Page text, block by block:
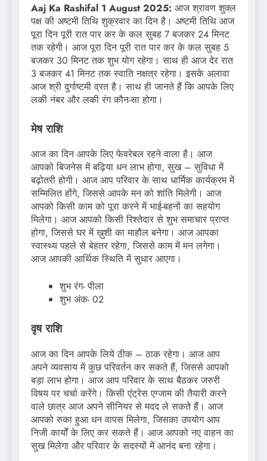
Aaj Ka Rashifal 1 August 2025: आज श्रावण शुक्ल
पक्ष की अष्टमी तिथि शुक्रवार का दिन है। अष्टमी तिथि आज
पूरा दिन पूरी रात पार कर के कल सुबह 7 बजकर 24 मिनट
तक रहेगी। आज पूरा दिन पूरी रात पार कर के कल सुबह 5
बजकर 30 मिनट तक शुभ योग रहेगा। साथ ही आज देर रात
3 बजकर 41 मिनट तक स्वाति नक्षत्र रहेगा। इसके अलावा
आज श्री दुर्गाष्टमी व्रत है। साथ ही जानते हैं कि आपके लिए
लकी नंबर और लकी रंग कौन-सा होगा।
मेष राशि
आज का दिन आपके लिए फेवरेबल रहने वाला है। आज
आपको बिजनेस में बढ़िया धन लाभ होगा, सुख – सुविधा में
बढ़ोतरी होगी। आज आप परिवार के साथ धार्मिक कार्यक्रम में
सम्मिलित होंगे, जिससे आपके मन को शांति मिलेगी। आज
आपको किसी काम को पूरा करने में भाई-बहनों का सहयोग
मिलेगा। आज आपको किसी रिश्तेदार से शुभ समाचार प्राप्त
होगा, जिससे घर में ख़ुशी का माहौल बनेगा। आज आपका
स्वास्थ्य पहले से बेहतर रहेगा, जिससे काम में मन लगेगा।
आज आपकी आर्थिक स्थिति में सुधार आएगा।
शुभ रंग- पीला
शुभ अंक- 02
वृष राशि
आज का दिन आपके लिये ठीक – ठाक रहेगा। आज आप
अपने व्यवसाय में कुछ परिवर्तन कर सकते हैं, जिससे आपको
बड़ा लाभ होगा। आज आप परिवार के साथ बैठकर जरुरी
विषय पर चर्चा करेंगे। किसी एंट्रेस एग्जाम की तैयारी करने
वाले छात्र आज अपने सीनियर से मदद ले सकते हैं। आज
आपको रुका हुआ धन वापस मिलेगा, जिसका उपयोग आप
निजी कार्यों के लिए कर सकते हैं। आज आपको नए वाहन का
सुख मिलेगा और परिवार के सदस्यों में आनंद बना रहेगा।